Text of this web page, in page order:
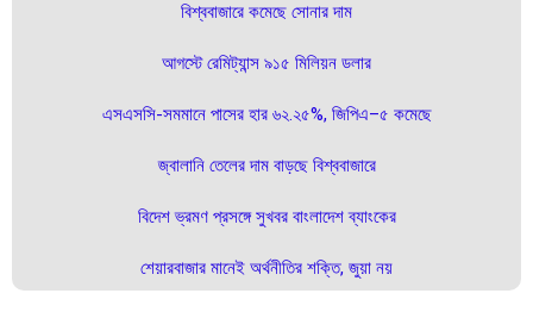
বিশ্ববাজারে কমেছে সোনার দাম
আগস্টে রেমিট্যান্স ৯১৫ মিলিয়ন ডলার
এসএসসি-সমমানে পাসের হার ৬২.২৫%, জিপিএ–৫ কমেছে
জ্বালানি তেলের দাম বাড়ছে বিশ্ববাজারে
বিদেশ ভ্রমণ প্রসঙ্গে সুখবর বাংলাদেশ ব্যাংকের
শেয়ারবাজার মানেই অর্থনীতির শক্তি, জুয়া নয়